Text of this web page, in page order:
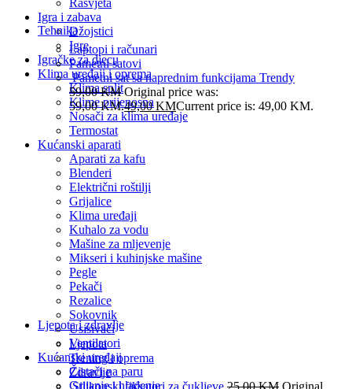
Rasvjeta
Igra i zabava
Džojstici
Igre
Igračke za djecu
Klima uređaji i oprema
Klima split
Klime prijenosna
Nosači za klima uređaje
Termostat
Kućanski aparati
Aparati za kafu
Blenderi
Električni roštilji
Grijalice
Klima uređaji
Kuhalo za vodu
Mašine za mljevenje
Mikseri i kuhinjske mašine
Pegle
Pekači
Rezalice
Sokovnik
Usisivači
Ventilatori
Kućanski uređaji
Čistači na paru
Grijanje i hlađenje
Tehnika
Laptopi i računari
Pametni satovi
Pametni sat sa naprednim funkcijama Trendy
59,00KM Original price was:
59,00 KM.49,00KMCurrent price is: 49,00 KM.
Ljepota i zdravlje
Ljepota
Trening i oprema
Zdravlje
Silikonski fiksatori za čukljeve 25,00KM Original